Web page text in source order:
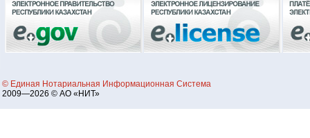
© Единая Нотариальная Информационная Система
2009—2026 © АО «НИТ»